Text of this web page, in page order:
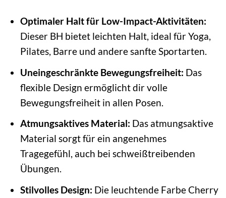
Optimaler Halt für Low-Impact-Aktivitäten:
Dieser BH bietet leichten Halt, ideal für Yoga,
Pilates, Barre und andere sanfte Sportarten.
Uneingeschränkte Bewegungsfreiheit: Das
flexible Design ermöglicht dir volle
Bewegungsfreiheit in allen Posen.
Atmungsaktives Material: Das atmungsaktive
Material sorgt für ein angenehmes
Tragegefühl, auch bei schweißtreibenden
Übungen.
Stilvolles Design: Die leuchtende Farbe Cherry